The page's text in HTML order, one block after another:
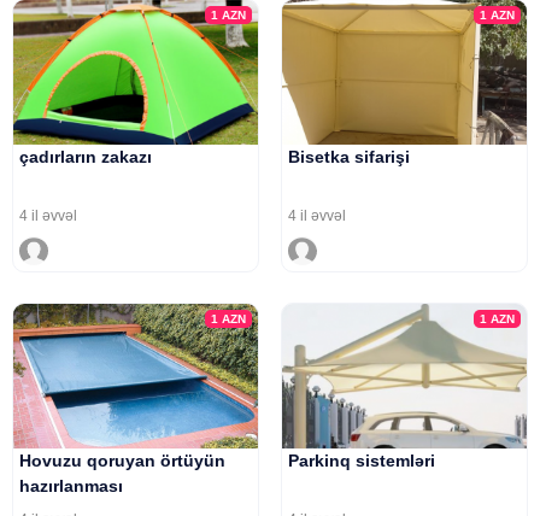
1AZN
çadırların zakazı
4 il əvvəl
1 AZN
Bisetka sifarişi
4 il əvvəl
1AZN
Hovuzu qoruyan örtüyün
hazırlanması
1 AZN
Parkinq sistemləri